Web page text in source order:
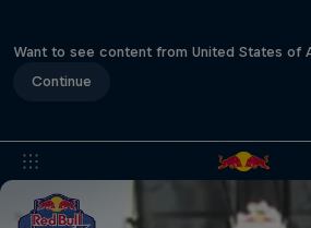
Want to see content from United States of
Continue